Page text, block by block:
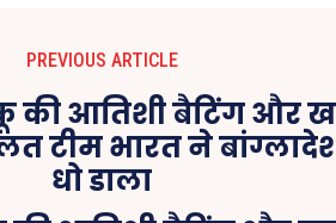
PREVIOUS ARTICLE